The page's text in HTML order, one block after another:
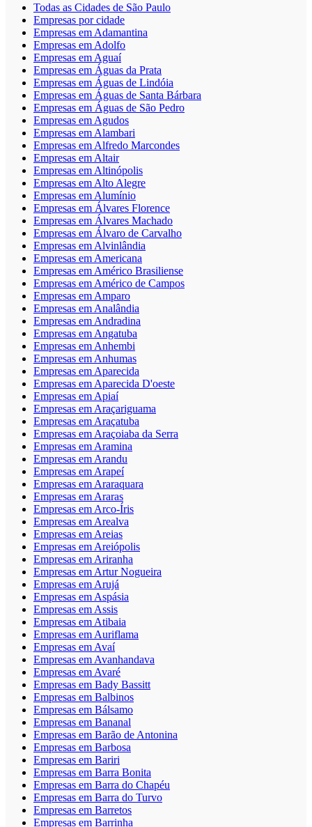
Todas as Cidades de São Paulo
Empresas por cidade
Empresas em Adamantina
Empresas em Adolfo
Empresas em Aguaí
Empresas em Águas da Prata
Empresas em Águas de Lindóia
Empresas em Águas de Santa Bárbara
Empresas em Águas de São Pedro
Empresas em Agudos
Empresas em Alambari
Empresas em Alfredo Marcondes
Empresas em Altair
Empresas em Altinópolis
Empresas em Alto Alegre
Empresas em Alumínio
Empresas em Álvares Florence
Empresas em Álvares Machado
Empresas em Álvaro de Carvalho
Empresas em Alvinlândia
Empresas em Americana
Empresas em Américo Brasiliense
Empresas em Américo de Campos
Empresas em Amparo
Empresas em Analândia
Empresas em Andradina
Empresas em Angatuba
Empresas em Anhembi
Empresas em Anhumas
Empresas em Aparecida
Empresas em Aparecida D'oeste
Empresas em Apiaí
Empresas em Araçariguama
Empresas em Araçatuba
Empresas em Araçoiaba da Serra
Empresas em Aramina
Empresas em Arandu
Empresas em Arapeí
Empresas em Araraquara
Empresas em Araras
Empresas em Arco-Íris
Empresas em Arealva
Empresas em Areias
Empresas em Areiópolis
Empresas em Ariranha
Empresas em Artur Nogueira
Empresas em Arujá
Empresas em Aspásia
Empresas em Assis
Empresas em Atibaia
Empresas em Auriflama
Empresas em Avaí
Empresas em Avanhandava
Empresas em Avaré
Empresas em Bady Bassitt
Empresas em Balbinos
Empresas em Bálsamo
Empresas em Bananal
Empresas em Barão de Antonina
Empresas em Barbosa
Empresas em Bariri
Empresas em Barra Bonita
Empresas em Barra do Chapéu
Empresas em Barra do Turvo
Empresas em Barretos
Empresas em Barrinha